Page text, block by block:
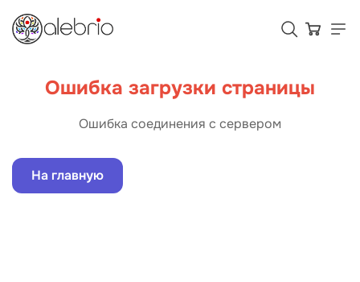
Картины
Украшения
Аксессуары
Ошибка загрузки страницы
Ошибка соединения с сервером
На главную